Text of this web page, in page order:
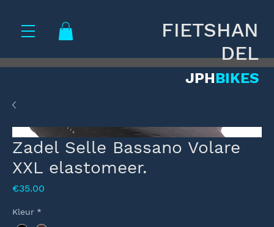
FIETSHAN
DEL
JPHBIKES
Zadel Selle Bassano Volare
XXL elastomeer.
€35.00
Kleur *